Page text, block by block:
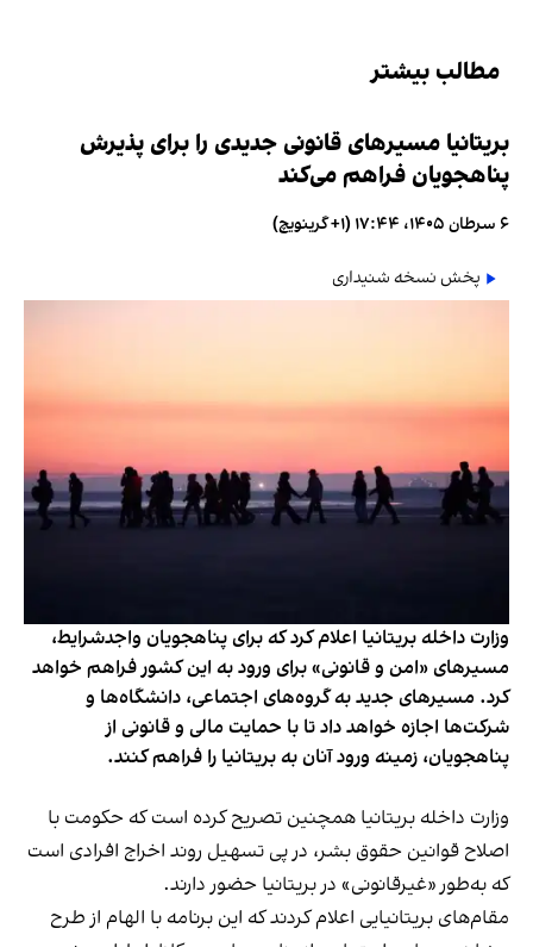
مطالب بیشتر
بریتانیا مسیرهای قانونی جدیدی را برای پذیرش
پناهجویان فراهم می‌کند
۶ سرطان ۱۴۰۵، ۱۷:۴۴ (‎+۱ گرینویچ)
پخش نسخه شنیداری
وزارت داخله بریتانیا اعلام کرد که برای پناهجویان واجدشرایط،
مسیرهای «امن و قانونی» برای ورود به این کشور فراهم خواهد
کرد. مسیرهای جدید به گروه‌های اجتماعی، دانشگاه‌ها و
شرکت‌ها اجازه خواهد داد تا با حمایت مالی و قانونی از
پناهجویان، زمینه ورود آنان به بریتانیا را فراهم کنند.
وزارت داخله بریتانیا همچنین تصریح کرده است که حکومت با
اصلاح قوانین حقوق بشر، در پی تسهیل روند اخراج افرادی است
که به‌طور «غیرقانونی» در بریتانیا حضور دارند.
مقام‌های بریتانیایی اعلام کردند که این برنامه با الهام از طرح